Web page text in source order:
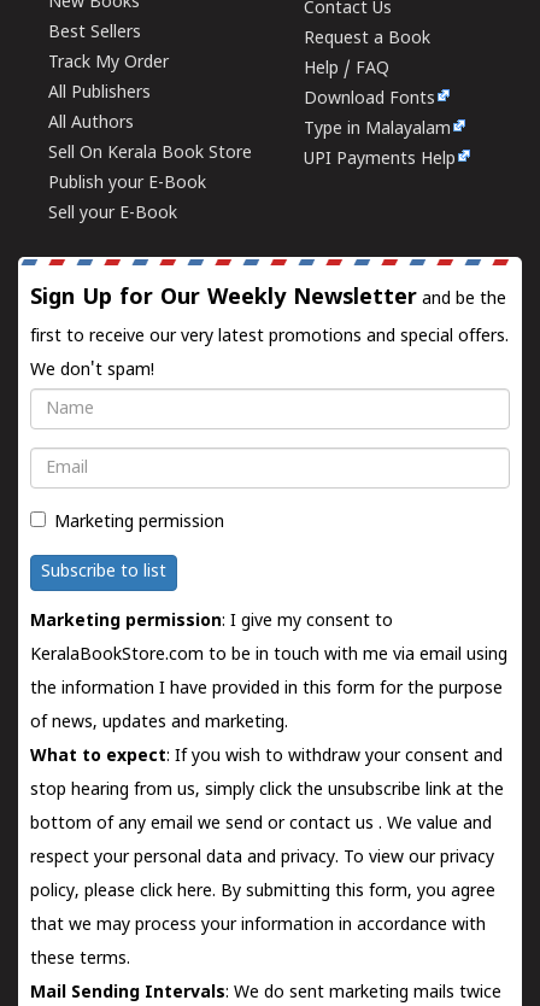
Best Sellers
Track My Order
All Publishers
All Authors
Sell On Kerala Book Store
Publish your E-Book
Sell your E-Book
Contact Us
Request a Book
Help / FAQ
Download Fonts
Type in Malayalam
UPI Payments Help
Sign Up for Our Weekly Newsletter and be the
first to receive our very latest promotions and special offers.
We don't spam!
Name
Email
Marketing permission
Subscribe to list
Marketing permission: I give my consent to
KeralaBookStore.com to be in touch with me via email using
the information I have provided in this form for the purpose
of news, updates and marketing.
What to expect: If you wish to withdraw your consent and
stop hearing from us, simply click the unsubscribe link at the
bottom of any email we send orcontact us . We value and
respect your personal data and privacy. To view our privacy
policy, please click here. By submitting this form, you agree
that we may process your information in accordance with
these terms.
Mail Sending Intervals: We do sent marketing mails twice